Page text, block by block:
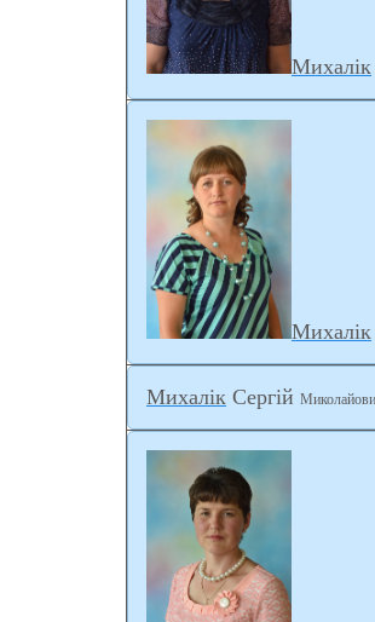
Михалік
Михалік
Михалік Сергій